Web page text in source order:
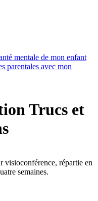
mentale de mon enfant
parentales avec mon
Trucs et
visioconférence, répartie en
semaines.